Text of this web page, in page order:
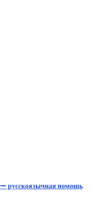
русскоязычная помощь